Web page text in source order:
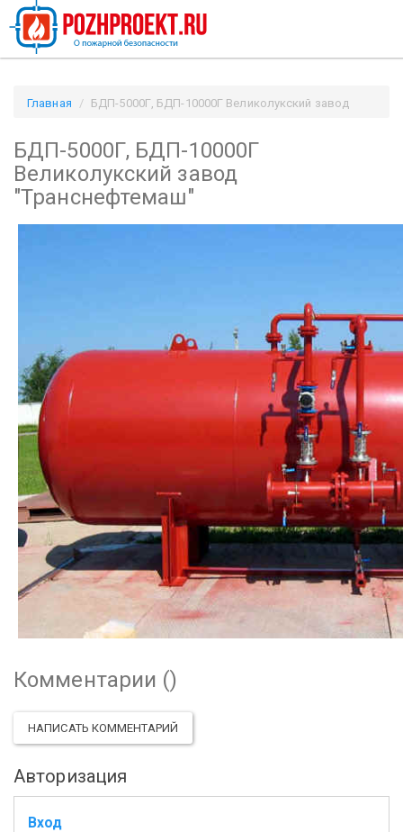
Главная
БДП-5000Г, БДП-10000Г Великолукский завод
БДП-5000Г, БДП-10000Г
Великолукский завод
"Транснефтемаш"
Комментарии ()
НАПИСАТЬ КОММЕНТАРИЙ
Авторизация
Вход